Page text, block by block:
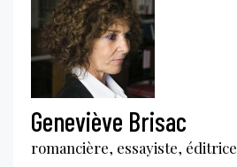
Geneviève Brisac
romancière, essayiste, éditrice